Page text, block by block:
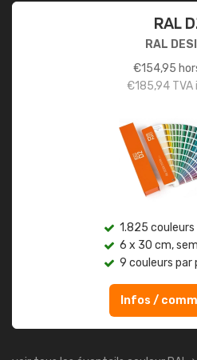
RAL
RAL
€154,95
€185,94TVA
1.825 couleurs
6 x 30 cm,
9 couleurs par
Infos /